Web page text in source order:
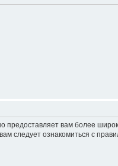
вам более
следует ознакомиться с